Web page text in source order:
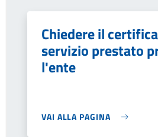
Chiedere il
servizio prestato
l'ente
VAI ALLA PAGINA